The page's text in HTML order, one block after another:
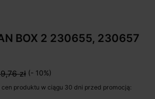
BOX 2 230655, 230657
zł (- 10%)
produktu w ciągu 30 dni przed promocją: